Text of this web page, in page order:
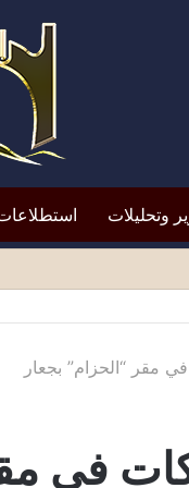
وتحليلات
التعيين يعيد الأزمة
في مقر “الحزام” بجعار
في